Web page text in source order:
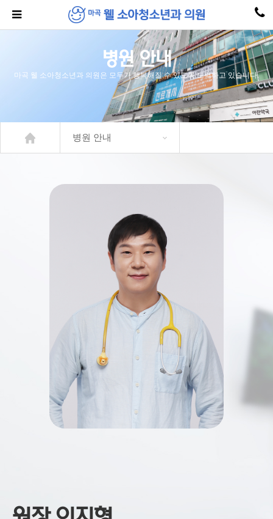
병원 안내
마곡 웰 소아청소년과 의원은 모두가 행복해질 수 있도록 노력하고 있습니다.
병원 안내